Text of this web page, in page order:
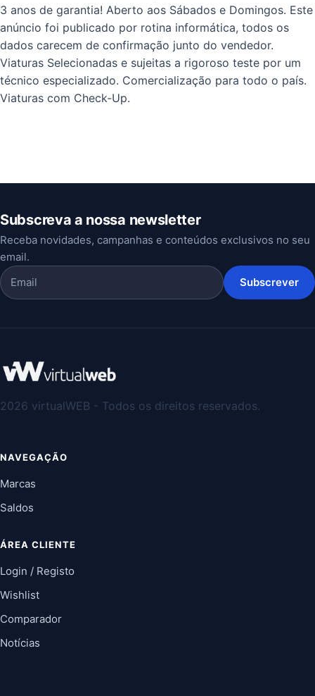
3 anos de garantia! Aberto aos Sábados e Domingos. Este
anúncio foi publicado por rotina informática, todos os
dados carecem de confirmação junto do vendedor.
Viaturas Selecionadas e sujeitas a rigoroso teste por um
técnico especializado. Comercialização para todo o país.
Viaturas com Check-Up.
Subscreva a nossa newsletter
Receba novidades, campanhas e conteúdos exclusivos no seu
email.
Subscrever
2026 virtualWEB - Todos os direitos reservados.
NAVEGAÇÃO
Marcas
Saldos
ÁREA CLIENTE
Login / Registo
Wishlist
Comparador
Notícias